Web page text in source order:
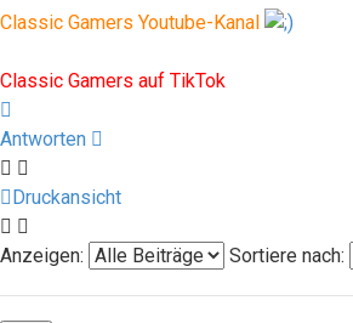
Classic Gamers Youtube-Kanal
Classic Gamers auf TikTok
oben
Antworten
Druckansicht
Anzeigen: Sortiere nach: